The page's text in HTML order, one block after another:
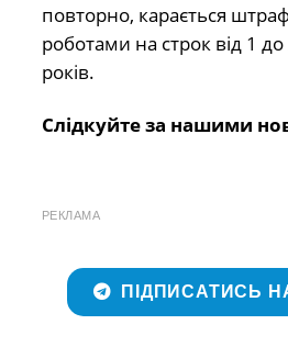
повторно, карається
роботами на строк від 1
років.
Слідкуйте за нашими
РЕКЛАМА
ПІДПИСАТИСЬ